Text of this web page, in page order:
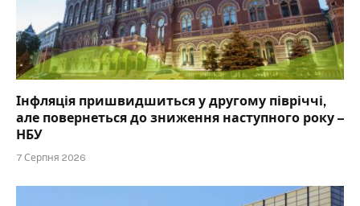
Інфляція пришвидшиться у другому півріччі,
але повернеться до зниження наступного року –
НБУ
7 Серпня 2026